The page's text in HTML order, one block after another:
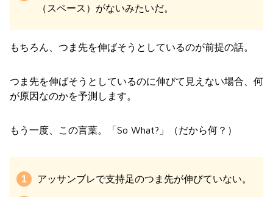
（スペース）がないみたいだ。
もちろん、つま先を伸ばそうとしているのが前提の話。
つま先を伸ばそうとしているのに伸びて見えない場合、何
が原因なのかを予測します。
もう一度、この言葉。「So What?」（だから何？）
アッサンブレで支持足のつま先が伸びていない。